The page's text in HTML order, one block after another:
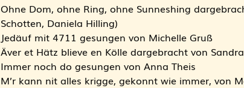
Ohne Dom, ohne Ring, ohne Sunneshing
Schotten, Daniela Hilling)
Jedäuf mit 4711 gesungen von Michelle Gruß
Äver et Hätz blieve en Kölle dargebracht von
Immer noch do gesungen von Anna Theis
M’r kann nit alles krigge, gekonnt wie immer, von